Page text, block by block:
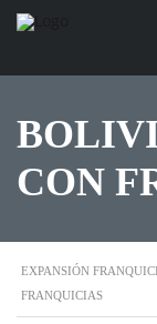
CON
EXPANSIÓN
FRANQUICIAS